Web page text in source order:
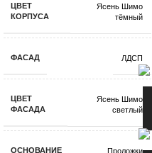
ЦВЕТ
КОРПУСА
Ясень Шимо
тёмный
ФАСАД ЛДСП
ЦВЕТ
ФАСАДА
Ясень Шимо
светлый
ОСНОВАНИЕ
Проложки